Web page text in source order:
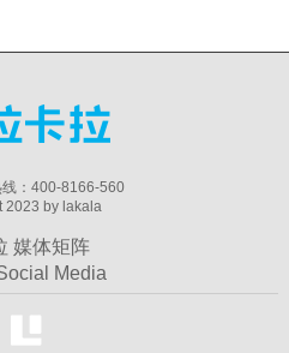
：400-8166-560
2023 by lakala
媒体矩阵
Media